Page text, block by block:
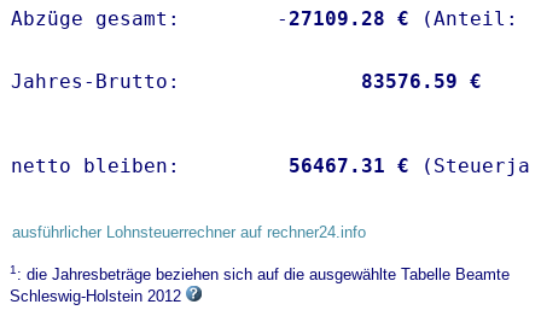
Abzüge gesamt:        -27109.28 €
Jahres-Brutto: 83576.59 €
netto bleiben: 56467.31 €
ausführlicher Lohnsteuerrechner auf rechner24.info
1: die Jahresbeträge beziehen sich auf die ausgewählte Tabelle Beamte
Schleswig-Holstein 2012